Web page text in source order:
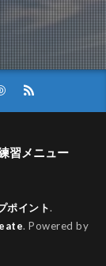
習メニュー
ポイント.
. Powered by